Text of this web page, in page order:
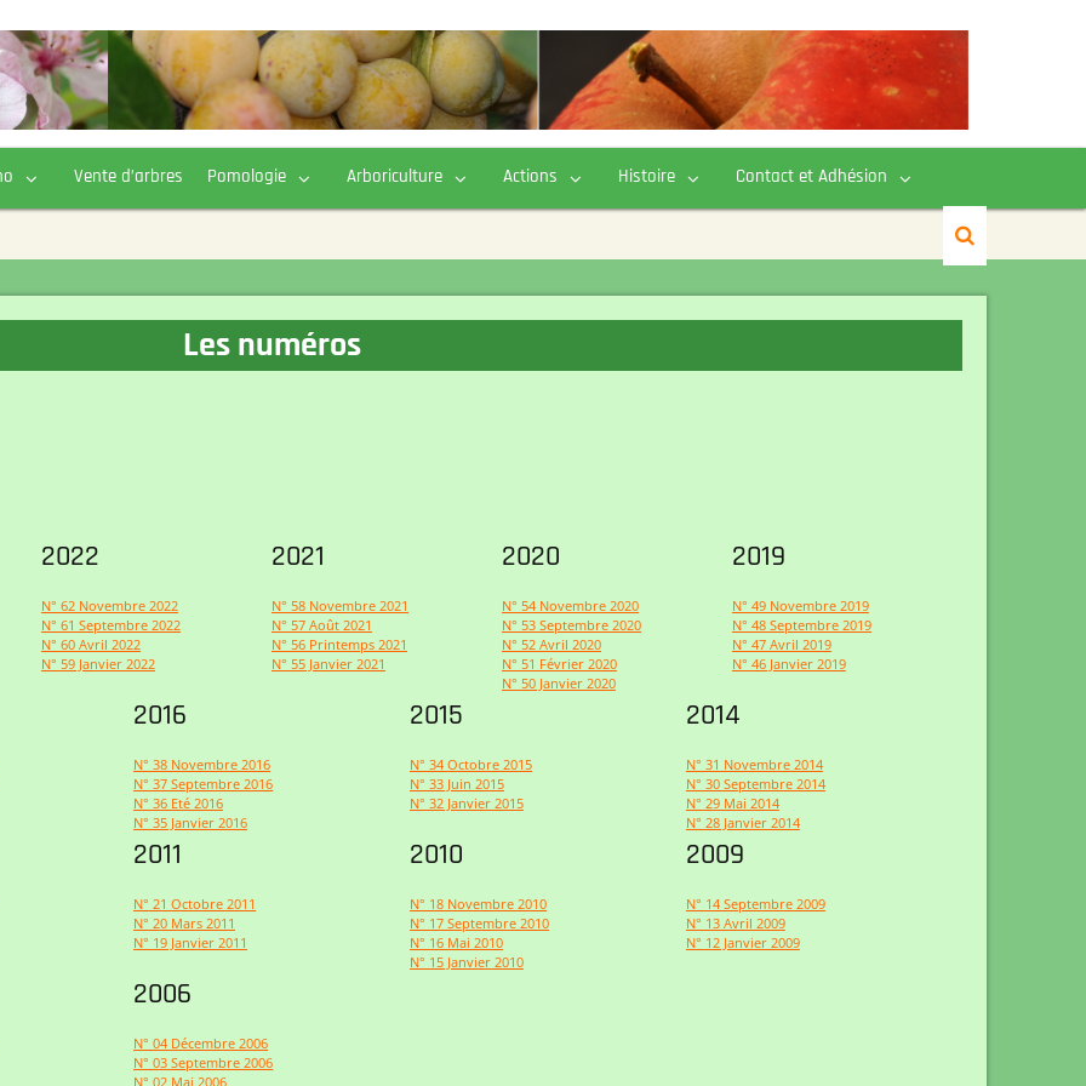
Vente d’arbres Pomologie Arboriculture Actions Histoire Contact et Adhésion
Les numéros
2022
N° 62 Novembre 2022
N° 61 Septembre 2022
N° 60 Avril 2022
N° 59 Janvier 2022
2021
N° 58 Novembre 2021
N° 57 Août 2021
N° 56 Printemps 2021
N° 55 Janvier 2021
2020
N° 54 Novembre 2020
N° 53 Septembre 2020
N° 52 Avril 2020
N° 51 Février 2020
N° 50 Janvier 2020
2019
N° 49 Novembre 2019
N° 48 Septembre 2019
N° 47 Avril 2019
N° 46 Janvier 2019
2016
N° 38 Novembre 2016
N° 37 Septembre 2016
N° 36 Eté 2016
N° 35 Janvier 2016
2015
N° 34 Octobre 2015
N° 33 Juin 2015
N° 32 Janvier 2015
2014
N° 31 Novembre 2014
N° 30 Septembre 2014
N° 29 Mai 2014
N° 28 Janvier 2014
2011
N° 21 Octobre 2011
N° 20 Mars 2011
N° 19 Janvier 2011
2010
N° 18 Novembre 2010
N° 17 Septembre 2010
N° 16 Mai 2010
N° 15 Janvier 2010
2009
N° 14 Septembre 2009
N° 13 Avril 2009
N° 12 Janvier 2009
2006
N° 04 Décembre 2006
N° 03 Septembre 2006
N° 02 Mai 2006